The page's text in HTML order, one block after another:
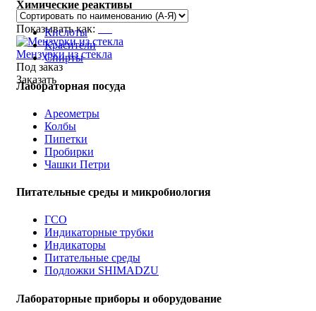
Показывать как:
Мензурки из стекла
Под заказ
Заказать
Химические реактивы
Кислоты
Красители
Спирты
Лабораторная посуда
Ареометры
Колбы
Пипетки
Пробирки
Чашки Петри
Питательные среды и микробиология
ГСО
Индикаторные трубки
Индикаторы
Питательные среды
Подложки SHIMADZU
Лабораторные приборы и оборудование